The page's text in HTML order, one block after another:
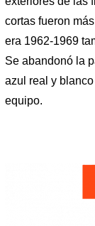
cortas fueron
era 1962-1969
Se abandonó la
azul real y
equipo.